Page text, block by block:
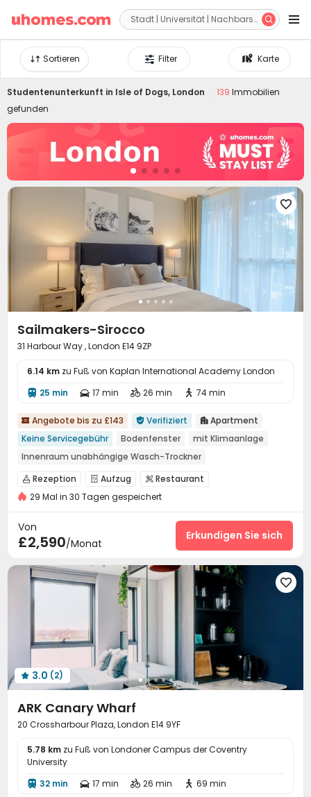
 
Karte
Filter
Sortieren
Studentenunterkunft in Isle of Dogs, London 139 Immobilien
gefunden

Sailmakers-Sirocco
31 Harbour Way , London E14 9ZP
6.14 km zu Fuß von Kaplan International Academy London
 25 min  17 min  26 min  74 min
 Angebote bis zu £143  Verifiziert  Apartment
Keine Servicegebühr
Bodenfenster
mit Klimaanlage
Innenraum unabhängige Wasch-Trockner
Flussblickwohnung
haustiere erlaubt
Fitnessstudio
Aufzug
 Rezeption  Aufzug  Restaurant
 Gemeinschaftsküche Fitnessstudio
29 Mal in 30 Tagen gespeichert
Von
£2,590/Monat
Erkundigen Sie sich

 3.0 (2)
ARK Canary Wharf
20 Crossharbour Plaza, London E14 9YF
5.78 km zu Fuß von Londoner Campus der Coventry
University
 32 min  17 min  26 min  69 min